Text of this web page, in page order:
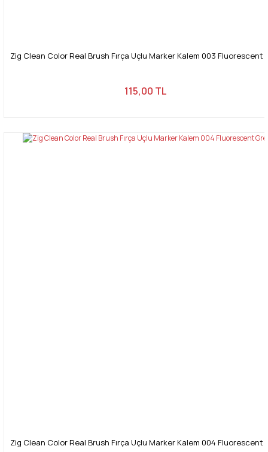
Zig Clean Color Real Brush Fırça Uçlu Marker Kalem 003 Fluorescent
115,00 TL
Zig Clean Color Real Brush Fırça Uçlu Marker Kalem 004 Fluorescent